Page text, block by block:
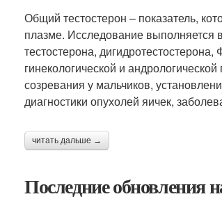
Общий тестостерон – показатель,
плазме. Исследование выполняется
тестостерона,
гинекологической и
созревания у мальчиков,
диагностики опухолей яичек,
читать дальше →
Последние обновления